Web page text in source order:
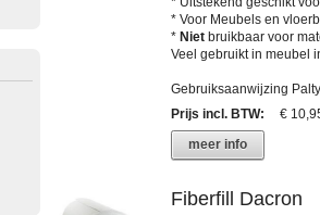
* Voor Meubels en
* Nietbruikbaar voor
Veel gebruikt in meubel
Gebruiksaanwijzing
Prijs incl. BTW:
€
meer info
Fiberfill Dacron